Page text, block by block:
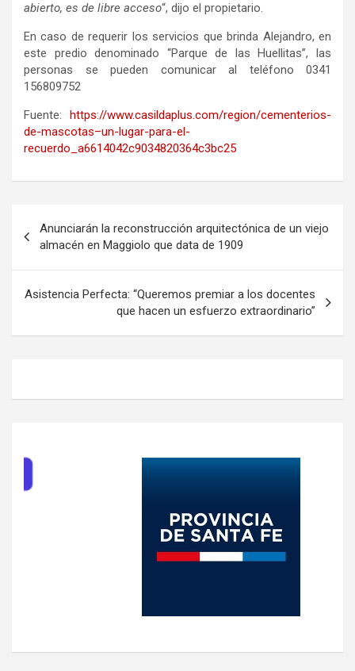
abierto, es de libre acceso“, dijo el propietario.
En caso de requerir los servicios que brinda Alejandro, en
este predio denominado “Parque de las Huellitas”, las
personas se pueden comunicar al teléfono 0341
156809752
Fuente: https://www.casildaplus.com/region/cementerios-
de-mascotas–un-lugar-para-el-
recuerdo_a6614042c9034820364c3bc25
de
entradas
Anunciarán la reconstrucción arquitectónica de un viejo
almacén en Maggiolo que data de 1909
Asistencia Perfecta: “Queremos premiar a los docentes
que hacen un esfuerzo extraordinario”